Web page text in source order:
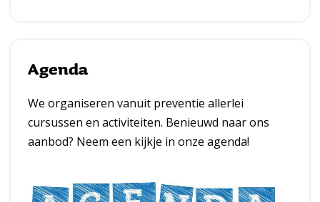
Agenda
We organiseren vanuit preventie allerlei
cursussen en activiteiten. Benieuwd naar ons
aanbod? Neem een kijkje in onze agenda!